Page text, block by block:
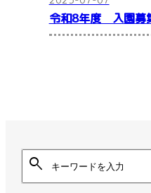
令和8年度 入園募
search